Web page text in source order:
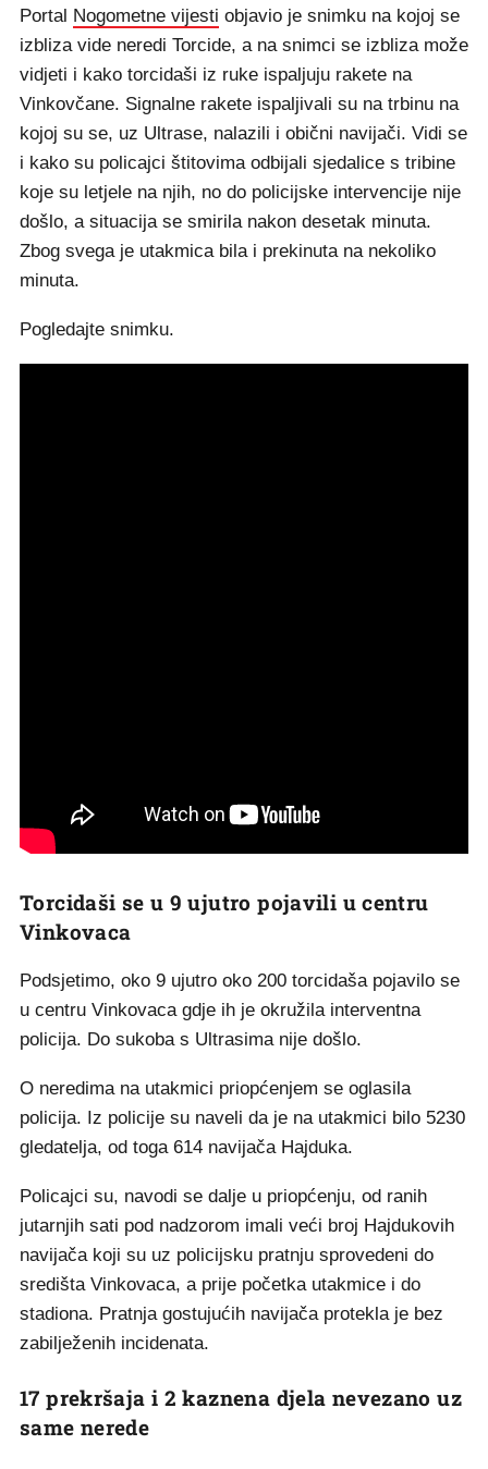
Portal Nogometne vijesti objavio je snimku na kojoj se
izbliza vide neredi Torcide, a na snimci se izbliza može
vidjeti i kako torcidaši iz ruke ispaljuju rakete na
Vinkovčane. Signalne rakete ispaljivali su na trbinu na
kojoj su se, uz Ultrase, nalazili i obični navijači. Vidi se
i kako su policajci štitovima odbijali sjedalice s tribine
koje su letjele na njih, no do policijske intervencije nije
došlo, a situacija se smirila nakon desetak minuta.
Zbog svega je utakmica bila i prekinuta na nekoliko
minuta.
Pogledajte snimku.
Torcidaši se u 9 ujutro pojavili u centru
Vinkovaca
Podsjetimo, oko 9 ujutro oko 200 torcidaša pojavilo se
u centru Vinkovaca gdje ih je okružila interventna
policija. Do sukoba s Ultrasima nije došlo.
O neredima na utakmici priopćenjem se oglasila
policija. Iz policije su naveli da je na utakmici bilo 5230
gledatelja, od toga 614 navijača Hajduka.
Policajci su, navodi se dalje u priopćenju, od ranih
jutarnjih sati pod nadzorom imali veći broj Hajdukovih
navijača koji su uz policijsku pratnju sprovedeni do
središta Vinkovaca, a prije početka utakmice i do
stadiona. Pratnja gostujućih navijača protekla je bez
zabilježenih incidenata.
17 prekršaja i 2 kaznena djela nevezano uz
same nerede